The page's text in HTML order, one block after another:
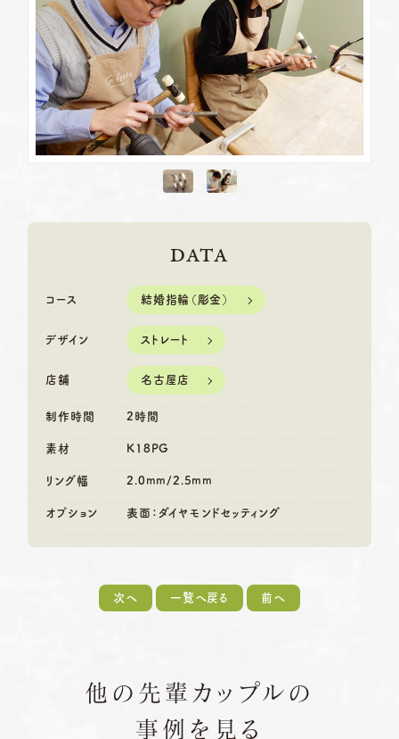
DATA
コース 結婚指輪（彫金）
デザイン ストレート
店舗 名古屋店
制作時間 2時間
素材 K18PG
リング幅 2.0mm/2.5mm
オプション 表面：ダイヤモンドセッティング
次へ 一覧へ戻る 前へ
他の先輩カップルの
事例を見る